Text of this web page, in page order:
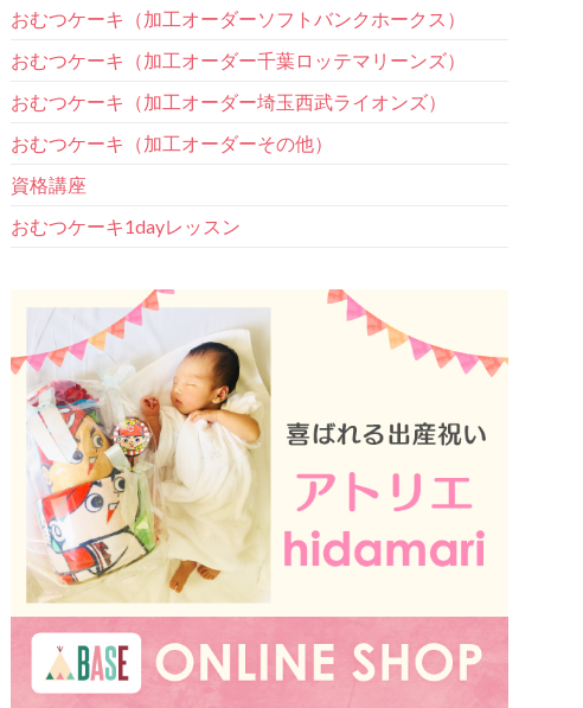
おむつケーキ（加工オーダーソフトバンクホークス）
おむつケーキ（加工オーダー千葉ロッテマリーンズ）
おむつケーキ（加工オーダー埼玉西武ライオンズ）
おむつケーキ（加工オーダーその他）
資格講座
おむつケーキ1dayレッスン